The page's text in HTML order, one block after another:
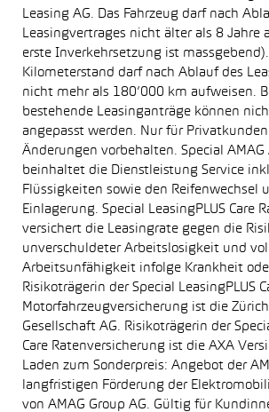
Leasing AG. Das Fahrzeug darf nach
Leasingvertrages nicht älter als 8 Jahre
erste Inverkehrsetzung ist
Kilometerstand darf nach Ablauf des
nicht mehr als 180’000 km aufweisen.
bestehende Leasinganträge können
angepasst werden. Nur für
Änderungen vorbehalten. Special AMAG
beinhaltet die Dienstleistung Service
Flüssigkeiten sowie den Reifenwechsel
Einlagerung. Special LeasingPLUS Care
versichert die Leasingrate gegen die
unverschuldeter Arbeitslosigkeit und
Arbeitsunfähigkeit infolge Krankheit
Risikoträgerin der Special LeasingPLUS
Motorfahrzeugversicherung ist die
Gesellschaft AG. Risikoträgerin der
Care Ratenversicherung ist die AXA
Laden zum Sonderpreis: Angebot der
langfristigen Förderung der
von AMAG Group AG. Gültig für